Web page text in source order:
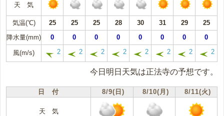
天 気
気温(℃) 25 25 25 28 30 31 29
25
降水量(mm)
0 0 0 0 0 0 0 0
風(m/s) 2 2 2 2 2 2 2 2
今日明日天気は正法寺の予想です。
日 付 8/9(日) 8/10(月) 8/11(火)
天 気